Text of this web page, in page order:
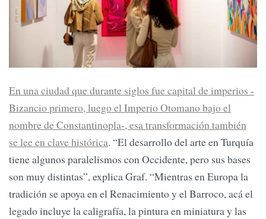
En una ciudad que durante siglos fue capital de imperios -
Bizancio primero, luego el Imperio Otomano bajo el
nombre de Constantinopla-, esa transformación también
se lee en clave histórica. “El desarrollo del arte en Turquía
tiene algunos paralelismos con Occidente, pero sus bases
son muy distintas”, explica Graf. “Mientras en Europa la
tradición se apoya en el Renacimiento y el Barroco, acá el
legado incluye la caligrafía, la pintura en miniatura y las